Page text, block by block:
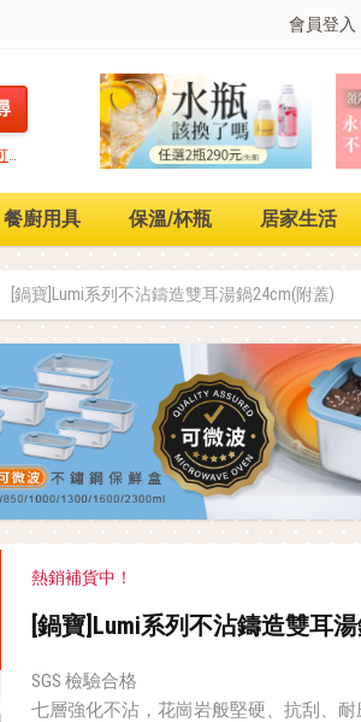
會員登入
微
餐廚用具 保溫/杯瓶 居家生活
[鍋寶]Lumi系列不沾鑄造雙耳湯鍋24cm(附蓋)
熱銷補貨中！
[鍋寶]Lumi系列不沾鑄造雙耳
SGS 檢驗合格
七層強化不沾，花崗岩般堅硬、抗刮、耐